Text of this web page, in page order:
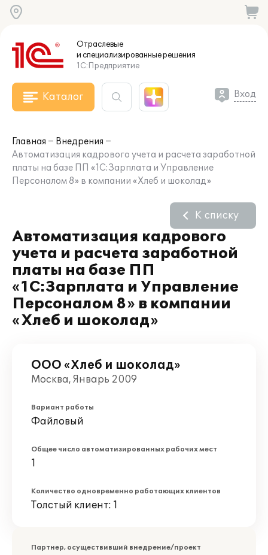
Отраслевые
и специализированныерешения
1С:Предприятие
Каталог Вход
Главная
Внедрения
Автоматизация кадрового учета и расчета заработной
платы на базе ПП «1С:Зарплата и Управление
Персоналом 8» в компании «Хлеб и шоколад»
Автоматизация кадрового
учета и расчета заработной
платы на базе ПП
«1С:Зарплата и Управление
Персоналом 8» в компании
«Хлеб и шоколад»
К списку
ООО «Хлеб и шоколад»
Москва, Январь 2009
Вариант работы
Файловый
Общее число автоматизированных рабочих мест
1
Количество одновременно работающих клиентов
Толстый клиент: 1
Партнер, осуществивший внедрение/проект